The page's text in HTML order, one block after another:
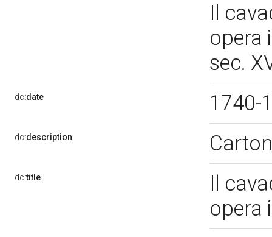
Il
opera
sec.
dc:date 1740-
dc:description
dc:title
Il
opera